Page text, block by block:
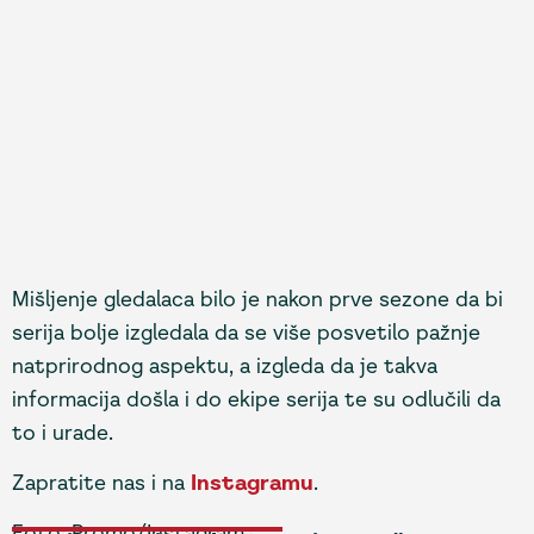
Mišljenje gledalaca bilo je nakon prve sezone da bi
serija bolje izgledala da se više posvetilo pažnje
natprirodnog aspektu, a izgleda da je takva
informacija došla i do ekipe serija te su odlučili da
to i urade.
Zapratite nas i na Instagramu.